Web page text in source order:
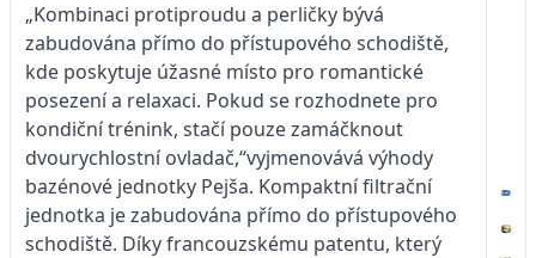
„Kombinaci protiproudu a perličky bývá
zabudována přímo do přístupového schodiště,
kde poskytuje úžasné místo pro romantické
posezení a relaxaci. Pokud se rozhodnete pro
kondiční trénink, stačí pouze zamáčknout
dvourychlostní ovladač,“vyjmenovává výhody
bazénové jednotky Pejša. Kompaktní filtrační
jednotka je zabudována přímo do přístupového
schodiště. Díky francouzskému patentu, který